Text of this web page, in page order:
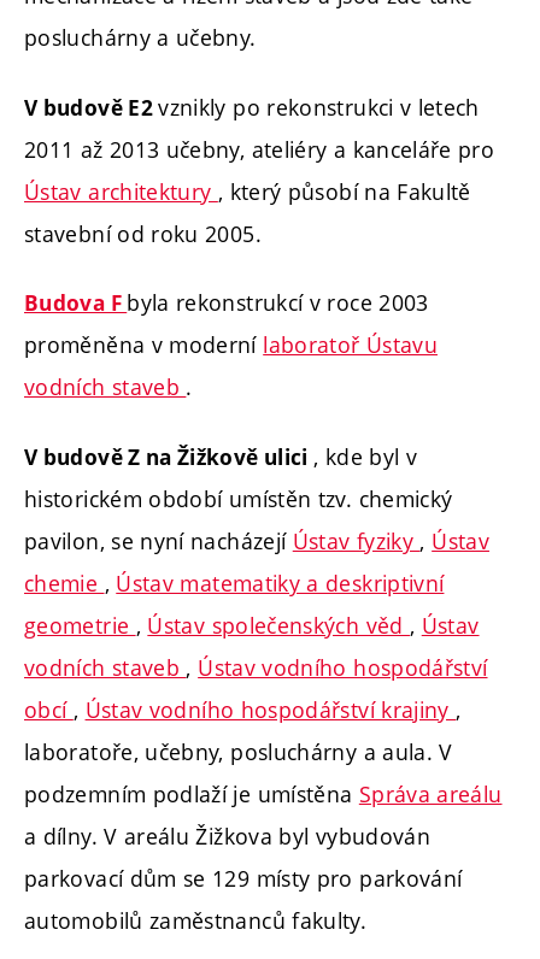
posluchárny a učebny.
V budově E2vznikly po rekonstrukci v letech
2011 až 2013 učebny, ateliéry a kanceláře pro
Ústav architektury , který působí na Fakultě
stavební od roku 2005.
Budova F byla rekonstrukcí v roce 2003
proměněna v moderní laboratoř Ústavu
vodních staveb .
V budově Z na Žižkově ulici , kde byl v
historickém období umístěn tzv. chemický
pavilon, se nyní nacházejí Ústav fyziky , Ústav
chemie , Ústav matematiky a deskriptivní
geometrie , Ústav společenských věd , Ústav
vodních staveb , Ústav vodního hospodářství
obcí , Ústav vodního hospodářství krajiny ,
laboratoře, učebny, posluchárny a aula. V
podzemním podlaží je umístěna Správa areálu
a dílny. V areálu Žižkova byl vybudován
parkovací dům se 129 místy pro parkování
automobilů zaměstnanců fakulty.